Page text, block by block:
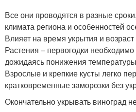
Все они проводятся в разные
климата региона и особенностей
Влияет на время укрытия и возраст
Растения – первогодки необходимо
дожидаясь понижения
Взрослые и крепкие кусты легко
кратковременные заморозки без
Окончательно укрывать виноград